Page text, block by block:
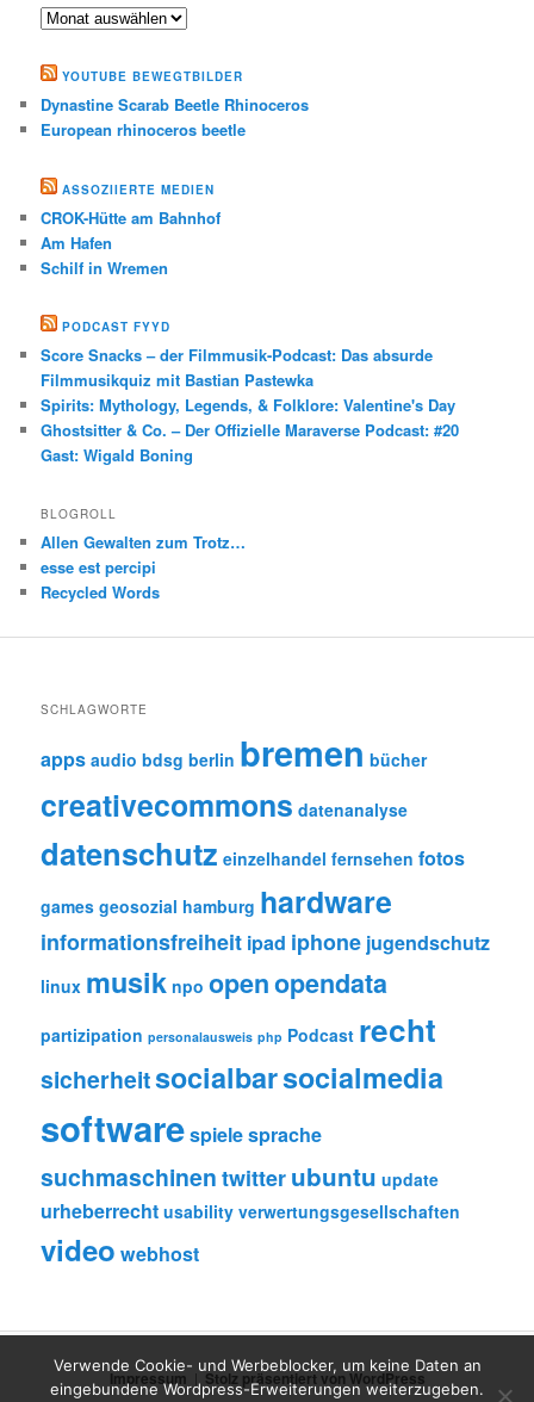
Archiv
YOUTUBE BEWEGTBILDER
Dynastine Scarab Beetle Rhinoceros
European rhinoceros beetle
ASSOZIIERTE MEDIEN
CROK-Hütte am Bahnhof
Am Hafen
Schilf in Wremen
PODCAST FYYD
Score Snacks – der Filmmusik-Podcast: Das absurde
Filmmusikquiz mit Bastian Pastewka
Spirits: Mythology, Legends, & Folklore: Valentine's Day
Ghostsitter & Co. – Der Offizielle Maraverse Podcast: #20
Gast: Wigald Boning
BLOGROLL
Allen Gewalten zum Trotz…
esse est percipi
Recycled Words
SCHLAGWORTE
apps audio bdsg berlin bremen bücher
creativecommons datenanalyse
datenschutz einzelhandel fernsehen fotos
games geosozial hamburg hardware
informationsfreiheit ipad iphone jugendschutz
linux musik npo openopendata
partizipation personalausweis php Podcast recht
sicherheitsocialbarsocialmedia
softwarespielesprache
suchmaschinentwitterubuntu update
urheberrecht usability verwertungsgesellschaften
video webhost
Impressum Stolz präsentiert von WordPress
Verwende Cookie- und Werbeblocker, um keine Daten an
eingebundene Wordpress-Erweiterungen weiterzugeben.